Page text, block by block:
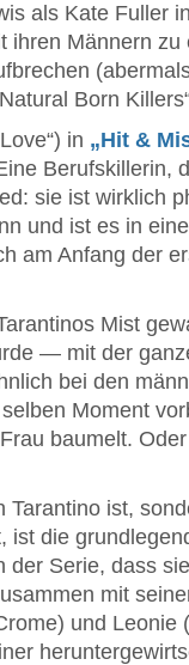
als Kate Fuller
ihren Männern
Born
in „Hit &
Berufskillerin,
sie ist wirklich
und ist es in
am Anfang der
Mist
— mit der
bei den
Moment
baumelt.
Tarantino ist,
ist die
der Serie, dass
mit
und Leonie